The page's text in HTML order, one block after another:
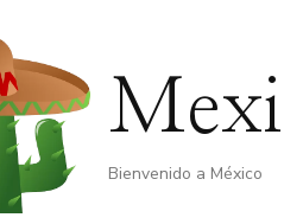
Bienvenido a México